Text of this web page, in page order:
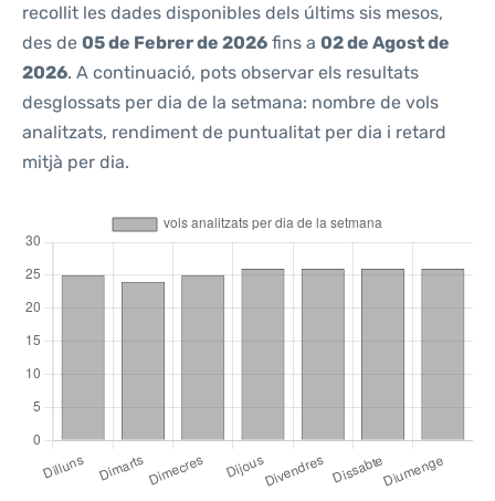
recollit les dades disponibles dels últims sis mesos,
des de 05 de Febrer de 2026 fins a 02 de Agost de
2026. A continuació, pots observar els resultats
desglossats per dia de la setmana: nombre de vols
analitzats, rendiment de puntualitat per dia i retard
mitjà per dia.